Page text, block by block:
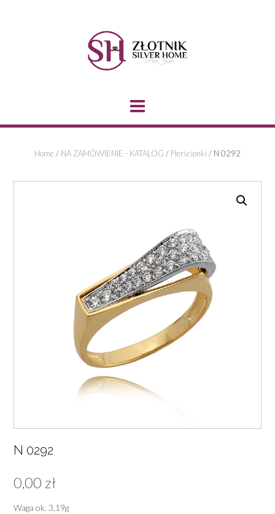
Home/ NA ZAMÓWIENIE - KATALOG / Pierścionki / N 0292
N 0292
0,00 zł
Waga ok. 3,19g